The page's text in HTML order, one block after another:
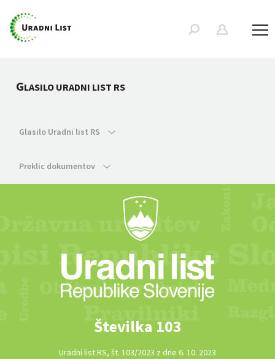
GLASILO URADNI LIST RS
Glasilo Uradni list RS
Preklic dokumentov
Številka 103
Uradni list RS, št. 103/2023 z dne 6. 10. 2023